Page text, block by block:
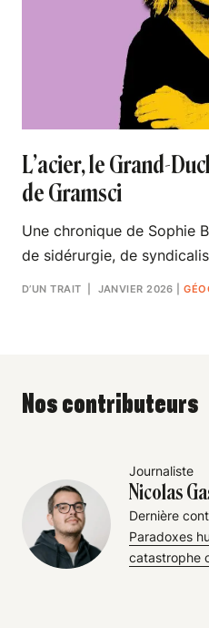
L’acier, le Grand-
de Gramsci
Une chronique de Sophie
de sidérurgie, de
D’UN TRAIT | JANVIER 2026 |
Nos contributeurs
Journaliste
Nicolas
Dernière
Paradoxes
catastrophe